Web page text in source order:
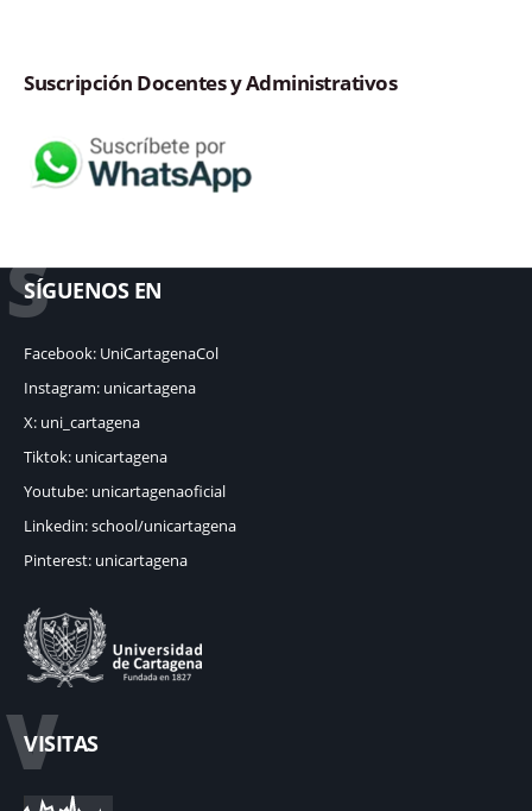
Suscripción Docentes y Administrativos
S
SÍGUENOS EN
Facebook: UniCartagenaCol
Instagram: unicartagena
X: uni_cartagena
Tiktok: unicartagena
Youtube: unicartagenaoficial
Linkedin: school/unicartagena
Pinterest: unicartagena
V
VISITAS